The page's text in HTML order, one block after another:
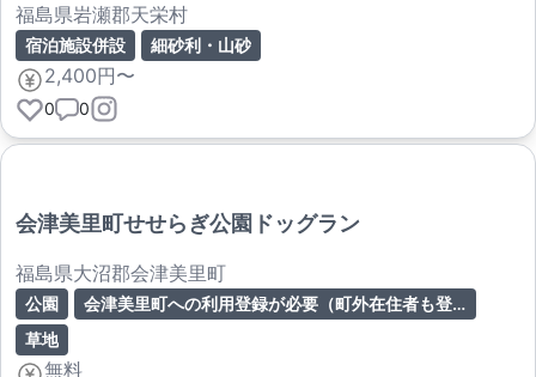
福島県岩瀬郡天栄村
宿泊施設併設 細砂利・山砂
2,400円〜
0 0
会津美里町せせらぎ公園ドッグラン
福島県大沼郡会津美里町
公園
会津美里町への利用登録が必要（町外在住者も登録可）
草地
無料